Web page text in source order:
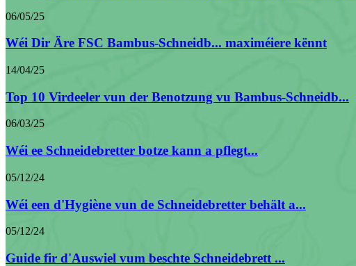
06/05/25
Wéi Dir Äre FSC Bambus-Schneidb... maximéiere kënnt
14/04/25
Top 10 Virdeeler vun der Benotzung vu Bambus-Schneidb...
06/03/25
Wéi ee Schneidebretter botze kann a pflegt...
05/12/24
Wéi een d'Hygiène vun de Schneidebretter behält a...
05/12/24
Guide fir d'Auswiel vum beschte Schneidebrett ...